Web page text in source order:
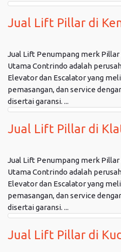
Jual Lift Pillar di
Jual Lift Penumpang merk
Utama Contrindo adalah
Elevator dan Escalator yang
pemasangan, dan service
disertai garansi. ...
Jual Lift Pillar di
Jual Lift Penumpang merk
Utama Contrindo adalah
Elevator dan Escalator yang
pemasangan, dan service
disertai garansi. ...
Jual Lift Pillar di